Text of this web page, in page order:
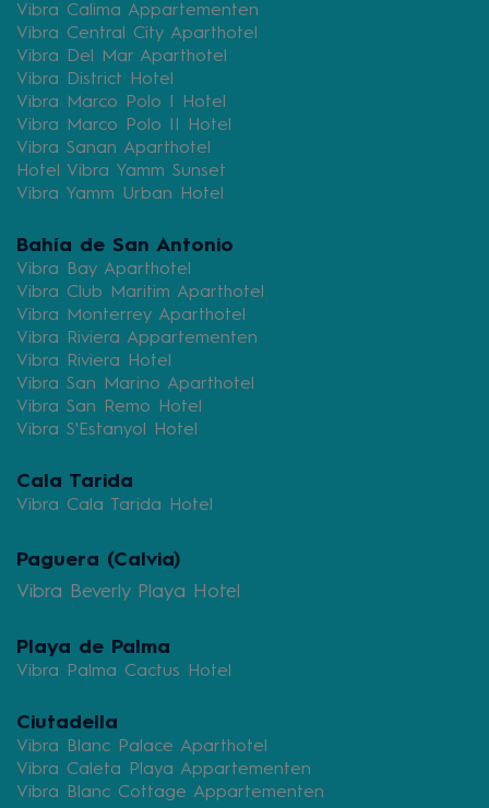
Vibra Calima Appartementen
Vibra Central City Aparthotel
Vibra Del Mar Aparthotel
Vibra District Hotel
Vibra Marco Polo I Hotel
Vibra Marco Polo II Hotel
Vibra Sanan Aparthotel
Hotel Vibra Yamm Sunset
Vibra Yamm Urban Hotel
Bahía de San Antonio
Vibra Bay Aparthotel
Vibra Club Maritim Aparthotel
Vibra Monterrey Aparthotel
Vibra Riviera Appartementen
Vibra Riviera Hotel
Vibra San Marino Aparthotel
Vibra San Remo Hotel
Vibra S'Estanyol Hotel
Cala Tarida
Vibra Cala Tarida Hotel
Paguera (Calvia)
Vibra Beverly Playa Hotel
Playa de Palma
Vibra Palma Cactus Hotel
Ciutadella
Vibra Blanc Palace Aparthotel
Vibra Caleta Playa Appartementen
Vibra Blanc Cottage Appartementen